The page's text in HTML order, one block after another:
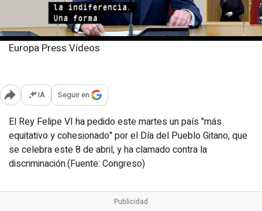
Europa Press Vídeos
Abrir opciones para compartir
IA Seguir en
El Rey Felipe VI ha pedido este martes un país "más
equitativo y cohesionado" por el Día del Pueblo Gitano, que
se celebra este 8 de abril, y ha clamado contra la
discriminación.(Fuente: Congreso)